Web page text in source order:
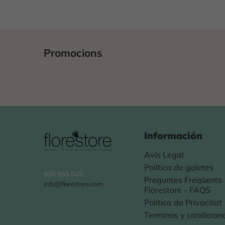
Promocions
935 955 525
info@florestore.com
Información
Avís Legal
Política de galetes
Preguntes Freqüents
Florestore - FAQS
Política de Privacitat
Terminos y